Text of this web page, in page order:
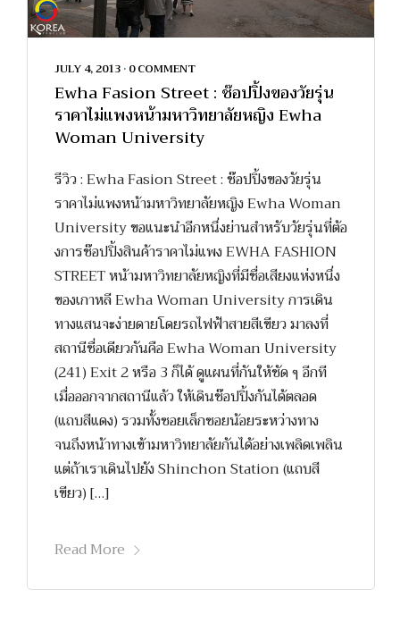
JULY 4, 2013 • 0 COMMENT
Ewha Fasion Street : ช๊อปปิ้งของวัยรุ่น
ราคาไม่แพงหน้ามหาวิทยาลัยหญิง Ewha
Woman University
รีวิว : Ewha Fasion Street : ช๊อปปิ้งของวัยรุ่น
ราคาไม่แพงหน้ามหาวิทยาลัยหญิง Ewha Woman
University ขอแนะนำอีกหนึ่งย่านสำหรับวัยรุ่นที่ต้อ
งการช๊อปปิ้งสินค้าราคาไม่แพง EWHA FASHION
STREET หน้ามหาวิทยาลัยหญิงที่มีชื่อเสียงแห่งหนึ่ง
ของเกาหลี Ewha Woman University การเดิน
ทางแสนจะง่ายดายโดยรถไฟฟ้าสายสีเขียว มาลงที่
สถานีชื่อเดียวกันคือ Ewha Woman University
(241) Exit 2 หรือ 3 ก็ได้ ดูแผนที่กันให้ชัด ๆ อีกที
เมื่อออกจากสถานีแล้ว ให้เดินช๊อปปิ้งกันได้ตลอด
(แถบสีแดง) รวมทั้งซอยเล็กซอยน้อยระหว่างทาง
จนถึงหน้าทางเข้ามหาวิทยาลัยกันได้อย่างเพลิดเพลิน
แต่ถ้าเราเดินไปยัง Shinchon Station (แถบสี
เขียว) […]
Read More